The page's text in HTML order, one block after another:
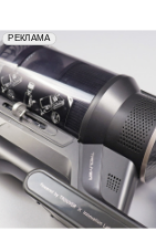
erid: 2VfnxxmNzs5
РЕКЛАМА